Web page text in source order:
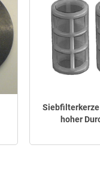
Siebfilterkerze
hoher